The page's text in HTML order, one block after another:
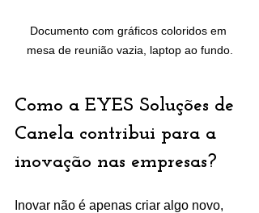
Documento com gráficos coloridos em
mesa de reunião vazia, laptop ao fundo.
Como a EYES Soluções de
Canela contribui para a
inovação nas empresas?
Inovar não é apenas criar algo novo,